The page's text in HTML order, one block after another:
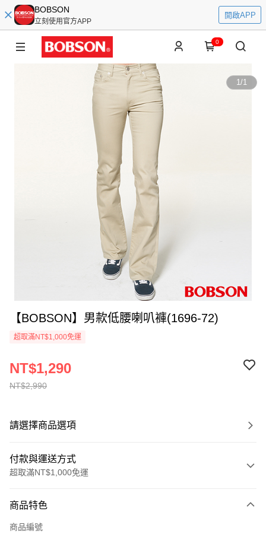
BOBSON
立刻使用官方APP
開啟APP
0
1/1
【BOBSON】男款低腰喇叭褲(1696-72)
超取滿NT$1,000免運
NT$2,990
NT$1,290
請選擇商品選項
付款與運送方式
超取滿NT$1,000免運
信用卡一次付款
商品特色
商品編號